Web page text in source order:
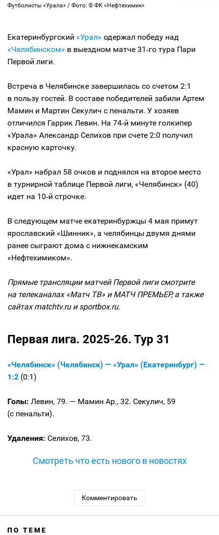
Футболисты «Урала» / Фото: © ФК «Нефтехимик»
Екатеринбургский «Урал» одержал победу над
«Челябинском» в выездном матче 31‑го тура Пари
Первой лиги.
Встреча в Челябинске завершилась со счетом 2:1
в пользу гостей. В составе победителей забили Артем
Мамин и Мартин Секулич с пенальти. У хозяев
отличился Гаррик Левин. На 74‑й минуте голкипер
«Урала» Александр Селихов при счете 2:0 получил
красную карточку.
«Урал» набрал 58 очков и поднялся на второе место
в турнирной таблице Первой лиги, «Челябинск» (40)
идет на 10‑й строчке.
В следующем матче екатеринбуржцы 4 мая примут
ярославский «Шинник», а челябинцы двумя днями
ранее сыграют дома с нижнекамским
«Нефтехимиком».
Прямые трансляции матчей Первой лиги смотрите
на телеканалах «Матч ТВ» и МАТЧ ПРЕМЬЕР, а также
сайтах matchtv.ru и sportbox.ru.
Первая лига. 2025-26. Тур 31
«Челябинск» (Челябинск) — «Урал» (Екатеринбург) —
1:2 (0:1)
Голы: Левин, 79. — Мамин Ар., 32. Секулич, 59
(с пенальти).
Удаления: Селихов, 73.
Смотреть что есть нового в новостях
Комментировать
ПО ТЕМЕ